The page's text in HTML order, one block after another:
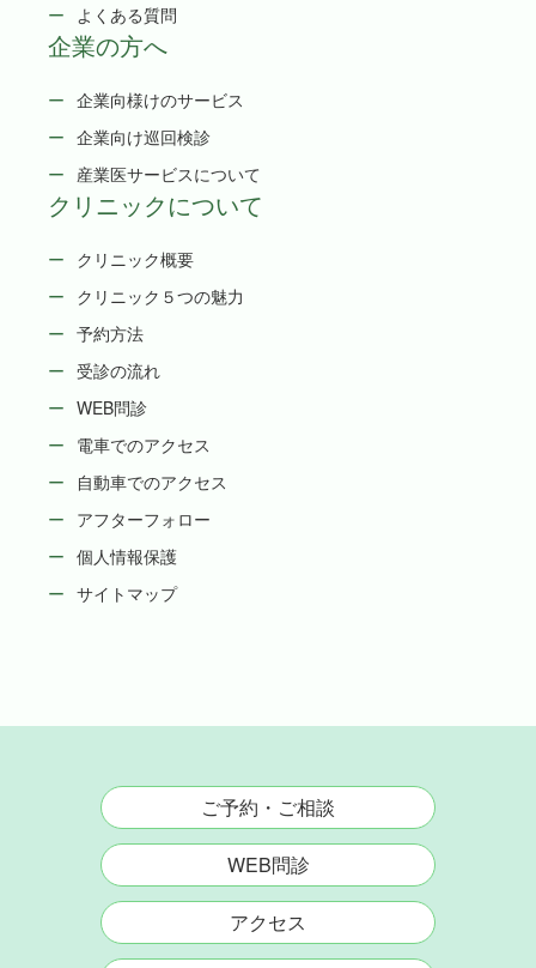
よくある質問
企業の方へ
企業向様けのサービス
企業向け巡回検診
産業医サービスについて
クリニックについて
クリニック概要
クリニック５つの魅力
予約方法
受診の流れ
WEB問診
電車でのアクセス
自動車でのアクセス
アフターフォロー
個人情報保護
サイトマップ
ご予約・ご相談
WEB問診
アクセス